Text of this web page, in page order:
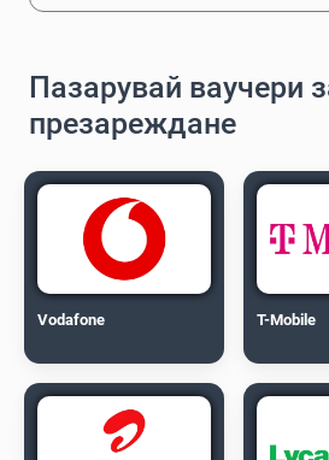
Пазарувай ваучери
презареждане
Vodafone T-Mobile